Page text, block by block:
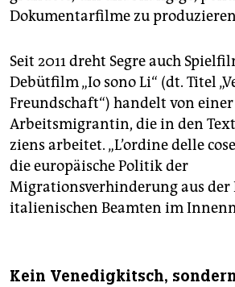
Dokumentarfilme zu
Seit 2011 dreht Segre auch
Debütfilm „Io sono Li“ (dt. Titel
Freundschaft“) handelt von
Arbeitsmigrantin, die in den
ziens arbeitet. „L’ordine delle
die europäische Politik der
Migrationsverhinderung aus der
italienischen Beamten im
Kein Venedigkitsch,